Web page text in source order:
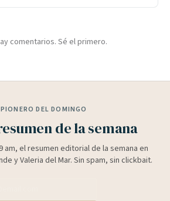
comentarios. Sé el primero.
DEL DOMINGO
de la semana
am, el resumen editorial de la semana en
y Valeria del Mar. Sin spam, sin clickbait.